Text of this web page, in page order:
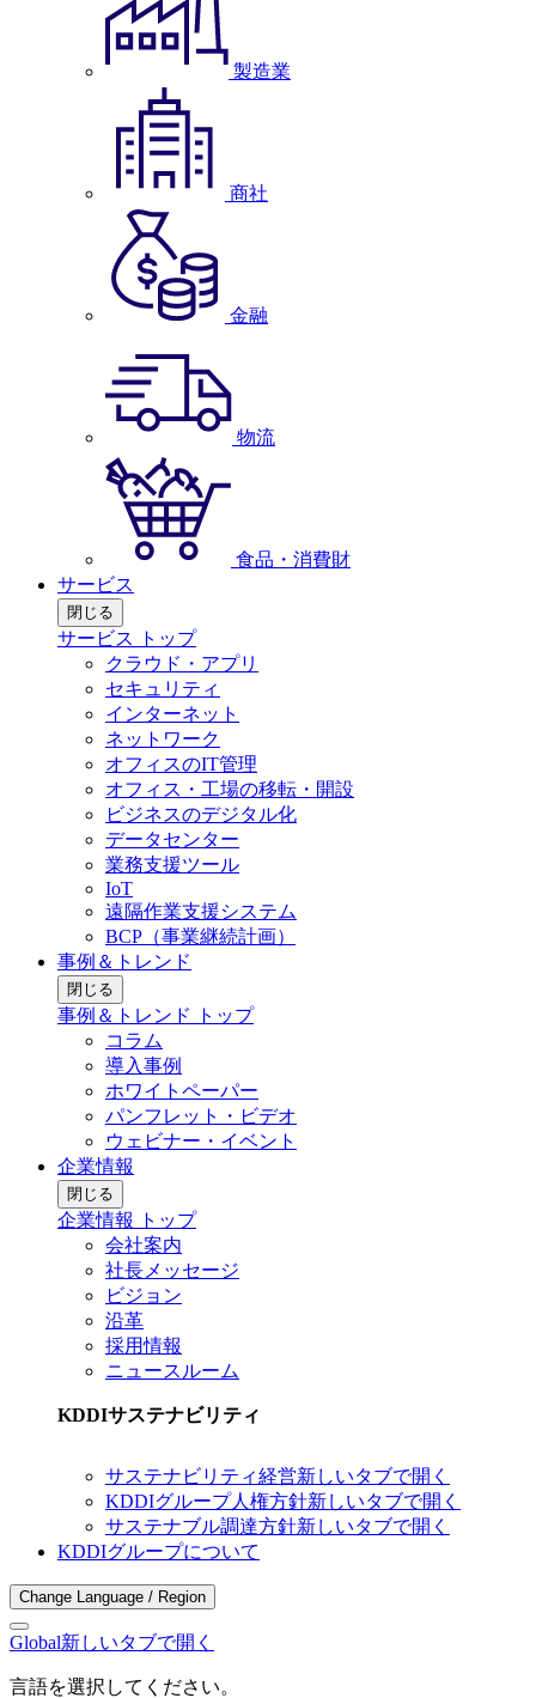
製造業
商社
金融
物流
食品・消費財
サービス
閉じる
サービス トップ
クラウド・アプリ
セキュリティ
インターネット
ネットワーク
オフィスのIT管理
オフィス・工場の移転・開設
ビジネスのデジタル化
データセンター
業務支援ツール
IoT
遠隔作業支援システム
BCP（事業継続計画）
事例＆トレンド
閉じる
事例＆トレンド トップ
コラム
導入事例
ホワイトペーパー
パンフレット・ビデオ
ウェビナー・イベント
企業情報
閉じる
企業情報 トップ
会社案内
社長メッセージ
ビジョン
沿革
採用情報
ニュースルーム
KDDIサステナビリティ
サステナビリティ経営新しいタブで開く
KDDIグループ人権方針新しいタブで開く
サステナブル調達方針新しいタブで開く
KDDIグループについて
Change Language / Region
Global新しいタブで開く
言語を選択してください。